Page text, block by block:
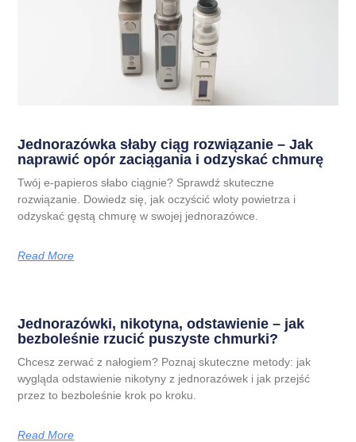
Jednorazówka słaby ciąg rozwiązanie – Jak
naprawić opór zaciągania i odzyskać chmurę
Twój e-papieros słabo ciągnie? Sprawdź skuteczne
rozwiązanie. Dowiedz się, jak oczyścić wloty powietrza i
odzyskać gęstą chmurę w swojej jednorazówce.
Read More
Jednorazówki, nikotyna, odstawienie – jak
bezboleśnie rzucić puszyste chmurki?
Chcesz zerwać z nałogiem? Poznaj skuteczne metody: jak
wygląda odstawienie nikotyny z jednorazówek i jak przejść
przez to bezboleśnie krok po kroku.
Read More